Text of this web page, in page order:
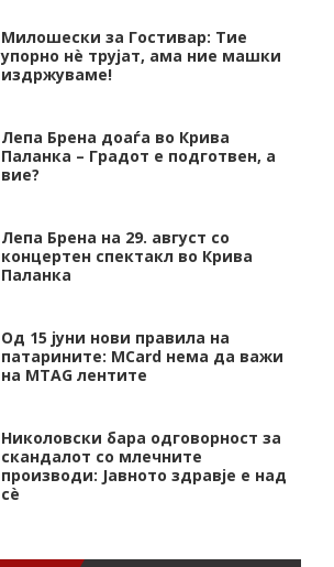
Милошески за Гостивар: Тие
упорно нѐ трујат, ама ние машки
издржуваме!
Лепа Брена доаѓа во Крива
Паланка – Градот е подготвен, а
вие?
Лепа Брена на 29. август со
концертен спектакл во Крива
Паланка
Од 15 јуни нови правила на
патарините: MCard нема да важи
на MTAG лентите
Николовски бара одговорност за
скандалот со млечните
производи: Јавното здравје е над
сѐ